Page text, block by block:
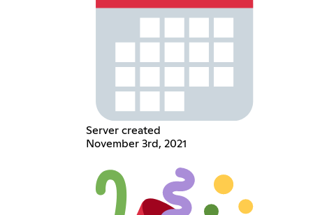
Server created
November 3rd, 2021